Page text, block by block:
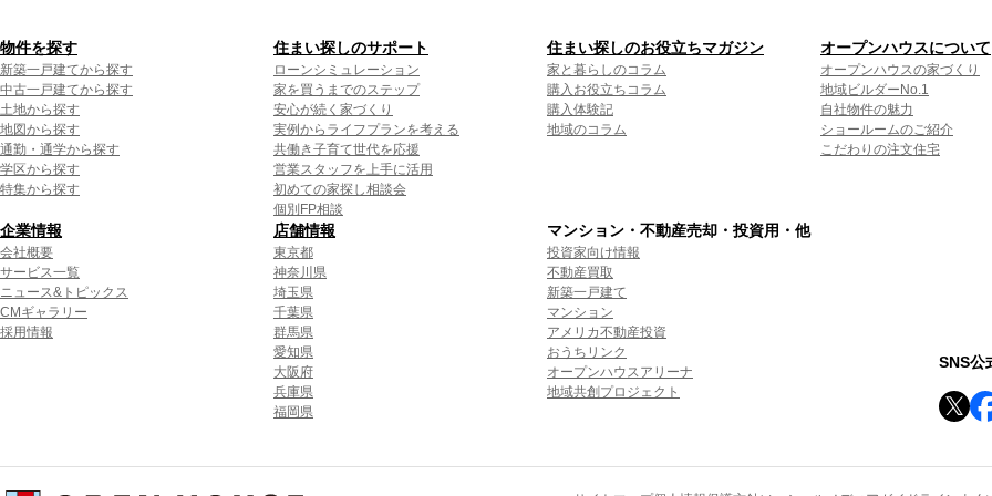
物件を探す
新築一戸建てから探す
中古一戸建てから探す
土地から探す
地図から探す
通勤・通学から探す
学区から探す
特集から探す
住まい探しのサポート
ローンシミュレーション
家を買うまでのステップ
安心が続く家づくり
実例からライフプランを考える
共働き子育て世代を応援
営業スタッフを上手に活用
初めての家探し相談会
個別FP相談
住まい探しのお役立ちマガジン
家と暮らしのコラム
購入お役立ちコラム
購入体験記
地域のコラム
オープンハウスについて
オープンハウスの家づくり
地域ビルダーNo.1
自社物件の魅力
ショールームのご紹介
こだわりの注文住宅
企業情報
会社概要
サービス一覧
ニュース&トピックス
CMギャラリー
採用情報
店舗情報
東京都
神奈川県
埼玉県
千葉県
群馬県
愛知県
大阪府
兵庫県
福岡県
マンション・不動産売却・投資用・他
投資家向け情報
不動産買取
新築一戸建て
マンション
アメリカ不動産投資
おうちリンク
オープンハウスアリーナ
地域共創プロジェクト
SNS公